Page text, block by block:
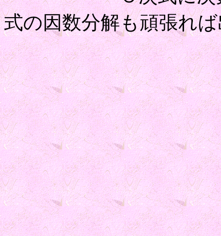
式の因数分解も頑張れ